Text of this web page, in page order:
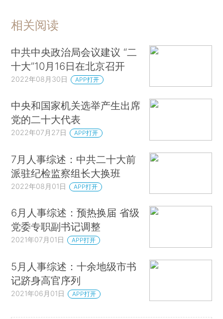
相关阅读
中共中央政治局会议建议 “二
十大”10月16日在北京召开
2022年08月30日 APP打开
中央和国家机关选举产生出席
党的二十大代表
2022年07月27日 APP打开
7月人事综述：中共二十大前
派驻纪检监察组长大换班
2022年08月01日 APP打开
6月人事综述：预热换届 省级
党委专职副书记调整
2021年07月01日 APP打开
5月人事综述：十余地级市书
记跻身高官序列
2021年06月01日 APP打开